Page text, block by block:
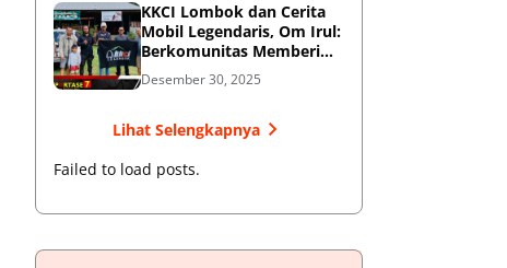
KKCI Lombok dan Cerita
Mobil Legendaris, Om Irul:
Berkomunitas Memberi
Manfaat dan Membangun
Imej Positif
Desember 30, 2025
Lihat Selengkapnya
Failed to load posts.